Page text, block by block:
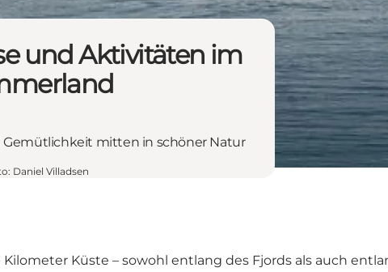
und Aktivitäten im
mitten in schöner Natur
: Daniel Villadsen
Küste – sowohl entlang des Fjords als auch